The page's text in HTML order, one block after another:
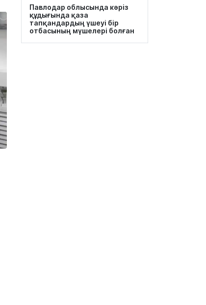
Павлодар облысында кәріз
құдығында қаза
тапқандардың үшеуі бір
отбасының мүшелері болған